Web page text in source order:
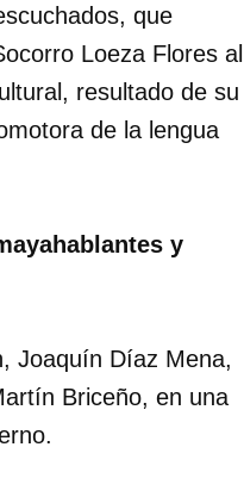
que
Loeza Flores al
resultado de su
de la lengua
y
Joaquín Díaz Mena,
Briceño, en una